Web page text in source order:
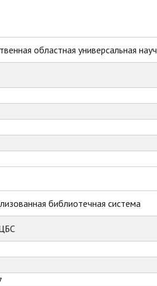
областная универсальная
библиотечная система